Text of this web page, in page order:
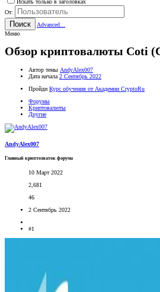
Искать только в заголовках
От:
Поиск
Advanced...
Меню
Обзор криптовалюты Coti
Автор темы AndyAlex007
Дата начала 2 Сентябрь 2022
Пройди Курс обучения от Академии CryptoRu
Форумы
Криптовалюты
Другие
AndyAlex007
Главный криптознаток форума
10 Март 2022
2,681
46
2 Сентябрь 2022
#1